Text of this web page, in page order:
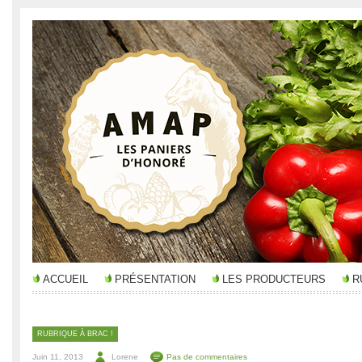
ACCUEIL PRÉSENTATION LES PRODUCTEURS
RUBRIQUE À BRAC !
Juin 11, 2013 Lorene Pas de commentaires